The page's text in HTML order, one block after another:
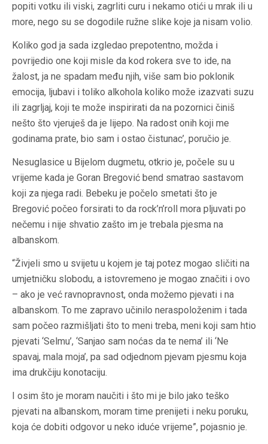
popiti votku ili viski, zagrliti curu i nekamo otići u mrak ili u
more, nego su se dogodile ružne slike koje ja nisam volio.
Koliko god ja sada izgledao prepotentno, možda i
povrijedio one koji misle da kod rokera sve to ide, na
žalost, ja ne spadam među njih, više sam bio poklonik
emocija, ljubavi i toliko alkohola koliko može izazvati suzu
ili zagrljaj, koji te može inspirirati da na pozornici činiš
nešto što vjeruješ da je lijepo. Na radost onih koji me
godinama prate, bio sam i ostao čistunac’, poručio je.
Nesuglasice u Bijelom dugmetu, otkrio je, počele su u
vrijeme kada je Goran Bregović bend smatrao sastavom
koji za njega radi. Bebeku je počelo smetati što je
Bregović počeo forsirati to da rock’n’roll mora pljuvati po
nečemu i nije shvatio zašto im je trebala pjesma na
albanskom.
“Živjeli smo u svijetu u kojem je taj potez mogao sličiti na
umjetničku slobodu, a istovremeno je mogao značiti i ovo
– ako je već ravnopravnost, onda možemo pjevati i na
albanskom. To me zapravo učinilo neraspoloženim i tada
sam počeo razmišljati što to meni treba, meni koji sam htio
pjevati ‘Selmu’, ‘Sanjao sam noćas da te nema’ ili ‘Ne
spavaj, mala moja’, pa sad odjednom pjevam pjesmu koja
ima drukčiju konotaciju.
I osim što je moram naučiti i što mi je bilo jako teško
pjevati na albanskom, moram time prenijeti i neku poruku,
koja će dobiti odgovor u neko iduće vrijeme”, pojasnio je.